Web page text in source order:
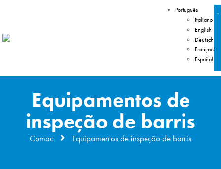
Português
Italiano
English
Deutsch
Français
Español
Equipamentos de
inspeção de barris
Comac Equipamentos de inspeção de barris